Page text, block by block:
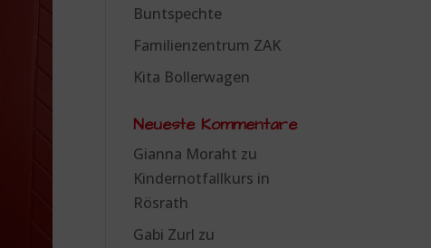
Buntspechte
Familienzentrum ZAK
Kita Bollerwagen
Neueste Kommentare
Gianna Moraht zu
Kindernotfallkurs in
Rösrath
Gabi Zurl zu